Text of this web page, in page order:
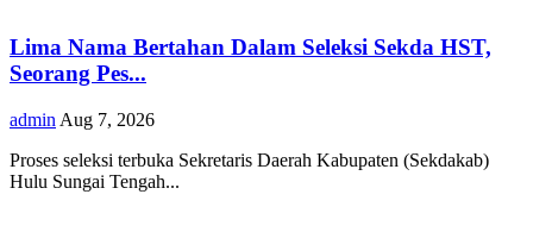
Lima Nama Bertahan Dalam Seleksi Sekda HST,
Seorang Pes...
admin Aug 7, 2026
Proses seleksi terbuka Sekretaris Daerah Kabupaten (Sekdakab)
Hulu Sungai Tengah...